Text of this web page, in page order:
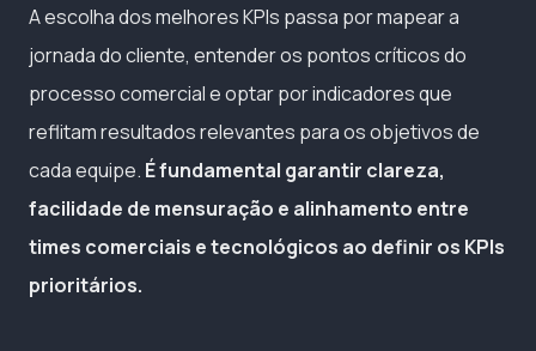
A escolha dos melhores KPIs passa por mapear a
jornada do cliente, entender os pontos críticos do
processo comercial e optar por indicadores que
reflitam resultados relevantes para os objetivos de
cada equipe. É fundamental garantir clareza,
facilidade de mensuração e alinhamento entre
times comerciais e tecnológicos ao definir os KPIs
prioritários.